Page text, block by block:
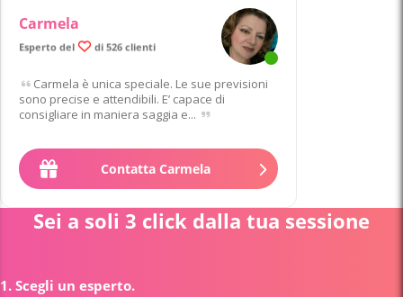
Carmela
Esperto del di 526 clienti
Carmela è unica speciale. Le sue previsioni
sono precise e attendibili. E’ capace di
consigliare in maniera saggia e...
Contatta Carmela
Sei a soli 3 click dalla tua sessione
1. Scegli un esperto.